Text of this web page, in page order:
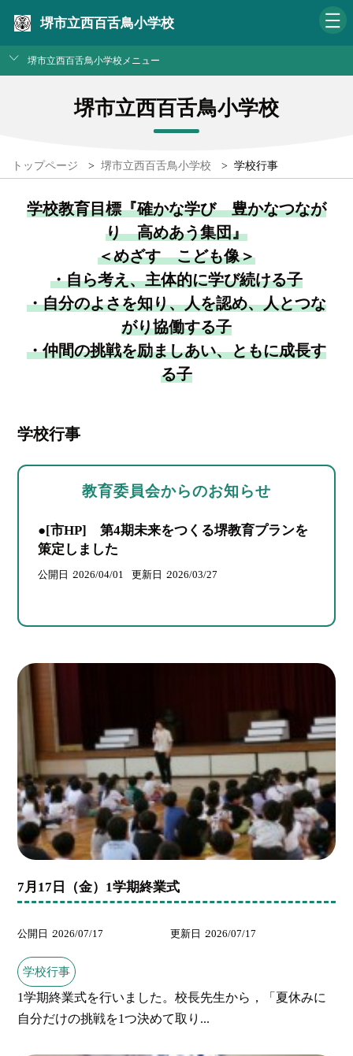
堺市立西百舌鳥小学校
堺市立西百舌鳥小学校メニュー
堺市立西百舌鳥小学校
トップページ > 堺市立西百舌鳥小学校 > 学校行事
学校教育目標『確かな学び 豊かなつなが
り 高めあう集団』
＜めざす こども像＞
・自ら考え、主体的に学び続ける子
・自分のよさを知り、人を認め、人とつな
がり協働する子
・仲間の挑戦を励ましあい、ともに成長す
る子
学校行事
教育委員会からのお知らせ
●[市HP] 第4期未来をつくる堺教育プランを
策定しました
公開日 2026/04/01 更新日 2026/03/27
7月17日（金）1学期終業式
公開日 2026/07/17 更新日 2026/07/17
学校行事
1学期終業式を行いました。校長先生から，「夏休みに
自分だけの挑戦を1つ決めて取り...